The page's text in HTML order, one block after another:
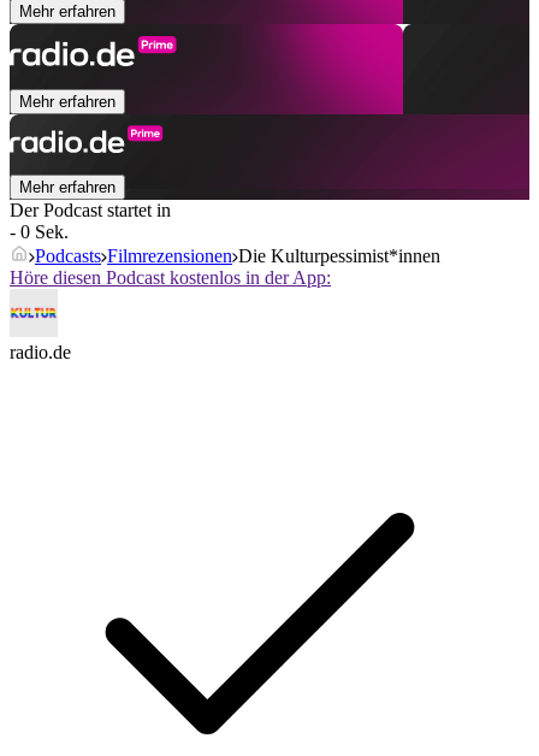
Mehr erfahren
Mehr erfahren
Mehr erfahren
Der Podcast startet in
- 0 Sek.
Podcasts Filmrezensionen Die Kulturpessimist*innen
Höre diesen Podcast kostenlos in der App:
radio.de